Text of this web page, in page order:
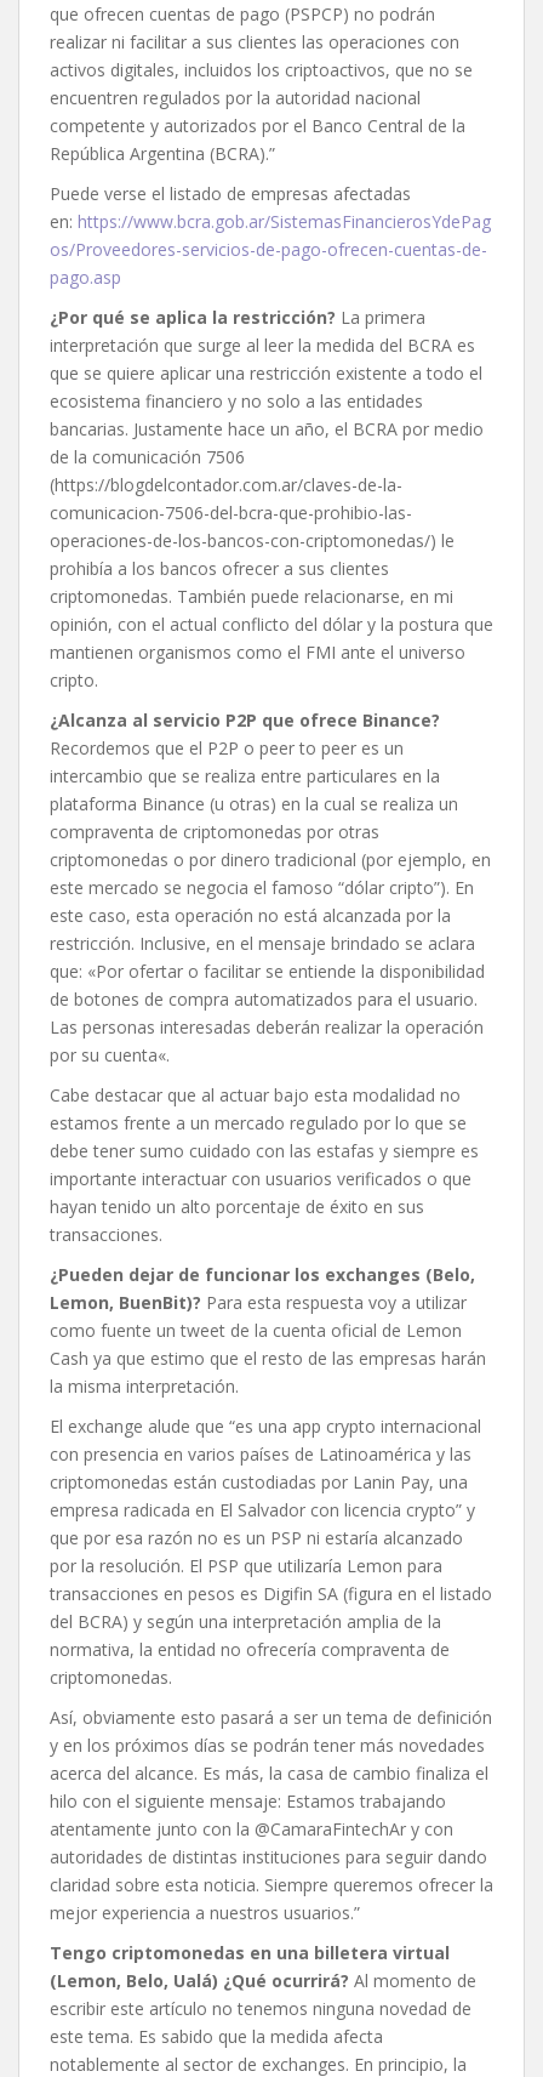
que ofrecen cuentas de pago (PSPCP) no podrán
realizar ni facilitar a sus clientes las operaciones con
activos digitales, incluidos los criptoactivos, que no se
encuentren regulados por la autoridad nacional
competente y autorizados por el Banco Central de la
República Argentina (BCRA).”
Puede verse el listado de empresas afectadas
en: https://www.bcra.gob.ar/SistemasFinancierosYdePag
os/Proveedores-servicios-de-pago-ofrecen-cuentas-de-
pago.asp
¿Por qué se aplica la restricción? La primera
interpretación que surge al leer la medida del BCRA es
que se quiere aplicar una restricción existente a todo el
ecosistema financiero y no solo a las entidades
bancarias. Justamente hace un año, el BCRA por medio
de la comunicación 7506
(https://blogdelcontador.com.ar/claves-de-la-
comunicacion-7506-del-bcra-que-prohibio-las-
operaciones-de-los-bancos-con-criptomonedas/) le
prohibía a los bancos ofrecer a sus clientes
criptomonedas. También puede relacionarse, en mi
opinión, con el actual conflicto del dólar y la postura que
mantienen organismos como el FMI ante el universo
cripto.
¿Alcanza al servicio P2P que ofrece Binance?
Recordemos que el P2P o peer to peer es un
intercambio que se realiza entre particulares en la
plataforma Binance (u otras) en la cual se realiza un
compraventa de criptomonedas por otras
criptomonedas o por dinero tradicional (por ejemplo, en
este mercado se negocia el famoso “dólar cripto”). En
este caso, esta operación no está alcanzada por la
restricción. Inclusive, en el mensaje brindado se aclara
que: «Por ofertar o facilitar se entiende la disponibilidad
de botones de compra automatizados para el usuario.
Las personas interesadas deberán realizar la operación
por su cuenta«.
Cabe destacar que al actuar bajo esta modalidad no
estamos frente a un mercado regulado por lo que se
debe tener sumo cuidado con las estafas y siempre es
importante interactuar con usuarios verificados o que
hayan tenido un alto porcentaje de éxito en sus
transacciones.
¿Pueden dejar de funcionar los exchanges (Belo,
Lemon, BuenBit)? Para esta respuesta voy a utilizar
como fuente un tweet de la cuenta oficial de Lemon
Cash ya que estimo que el resto de las empresas harán
la misma interpretación.
El exchange alude que “es una app crypto internacional
con presencia en varios países de Latinoamérica y las
criptomonedas están custodiadas por Lanin Pay, una
empresa radicada en El Salvador con licencia crypto” y
que por esa razón no es un PSP ni estaría alcanzado
por la resolución. El PSP que utilizaría Lemon para
transacciones en pesos es Digifin SA (figura en el listado
del BCRA) y según una interpretación amplia de la
normativa, la entidad no ofrecería compraventa de
criptomonedas.
Así, obviamente esto pasará a ser un tema de definición
y en los próximos días se podrán tener más novedades
acerca del alcance. Es más, la casa de cambio finaliza el
hilo con el siguiente mensaje: Estamos trabajando
atentamente junto con la @CamaraFintechAr y con
autoridades de distintas instituciones para seguir dando
claridad sobre esta noticia. Siempre queremos ofrecer la
mejor experiencia a nuestros usuarios.”
Tengo criptomonedas en una billetera virtual
(Lemon, Belo, Ualá) ¿Qué ocurrirá? Al momento de
escribir este artículo no tenemos ninguna novedad de
este tema. Es sabido que la medida afecta
notablemente al sector de exchanges. En principio, la